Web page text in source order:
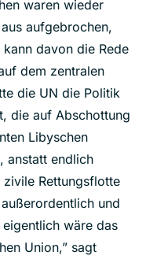
waren wieder
aufgebrochen,
davon die Rede
dem zentralen
die UN die Politik
die auf Abschottung
Libyschen
anstatt endlich
zivile Rettungsflotte
und
wäre das
Union,” sagt